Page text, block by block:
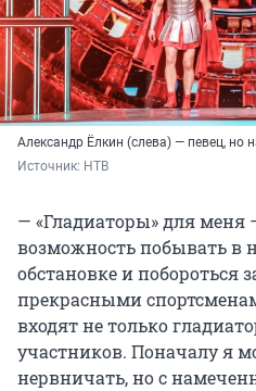
Александр Ёлкин (слева) — певец, но
Источник: НТВ
— «Гладиаторы» для меня
возможность побывать в
обстановке и побороться
прекрасными
входят не только
участников. Поначалу я
нервничать, но с